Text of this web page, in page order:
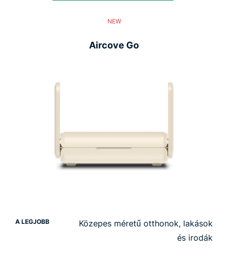
NEW
Aircove Go
A LEGJOBB
Közepes méretű otthonok, lakások
és irodák